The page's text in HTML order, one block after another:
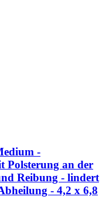
-
Polsterung an der
Reibung - lindert
- 4,2 x 6,8